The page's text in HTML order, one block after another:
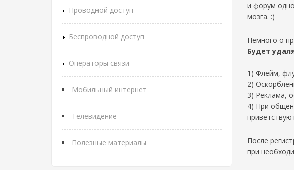
Проводной доступ
Беспроводной доступ
Операторы связи
Мобильный интернет
Телевидение
Полезные материалы
и форум
мозга. :)
Немного о
Будет
1) Флейм,
2)
3) Реклама,
4) При
После
при